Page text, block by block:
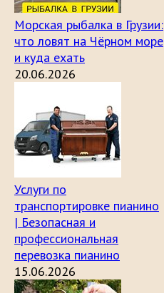
Морская рыбалка в Грузии:
что ловят на Чёрном море
и куда ехать
20.06.2026
Услуги по
транспортировке пианино
| Безопасная и
профессиональная
перевозка пианино
15.06.2026